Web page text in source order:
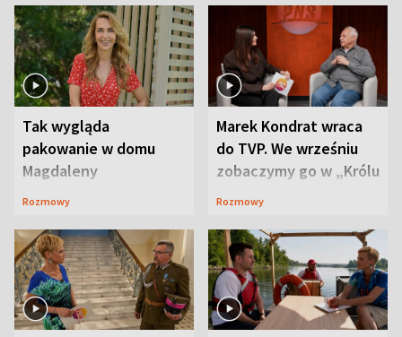
Tak wygląda
pakowanie w domu
Magdaleny
Waligórskiej-Lisieckiej.
Rozmowy
Marek Kondrat wraca
do TVP. We wrześniu
zobaczymy go w „Królu
Maciusiu I”
Rozmowy